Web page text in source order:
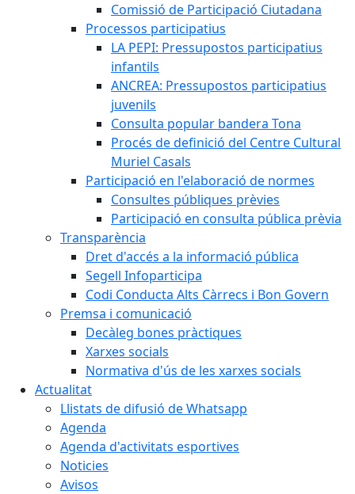
Comissió de Participació Ciutadana
Processos participatius
LA PEPI: Pressupostos participatius
infantils
ANCREA: Pressupostos participatius
juvenils
Consulta popular bandera Tona
Procés de definició del Centre Cultural
Muriel Casals
Participació en l'elaboració de normes
Consultes públiques prèvies
Participació en consulta pública prèvia
Transparència
Dret d'accés a la informació pública
Segell Infoparticipa
Codi Conducta Alts Càrrecs i Bon Govern
Premsa i comunicació
Decàleg bones pràctiques
Xarxes socials
Normativa d'ús de les xarxes socials
Actualitat
Llistats de difusió de Whatsapp
Agenda
Agenda d'activitats esportives
Noticies
Avisos